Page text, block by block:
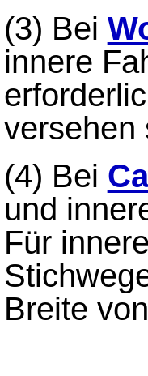
(3) Bei
innere
versehen
(4) Bei
und
Für
Breite